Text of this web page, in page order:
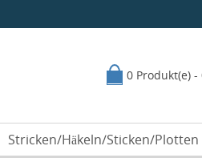
0 Produkt(e) -
Stricken/Häkeln/Sticken/Plotten